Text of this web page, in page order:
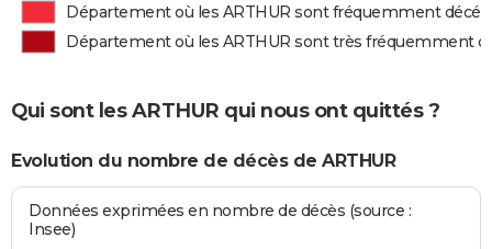
Département où les ARTHUR sont fréquemment
Département où les ARTHUR sont très fréquemment
Qui sont les ARTHUR qui nous ont quittés ?
Evolution du nombre de décès de ARTHUR
Données exprimées en nombre de décès (source :
Insee)